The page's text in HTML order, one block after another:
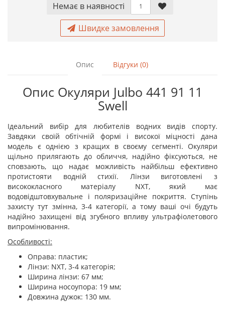
Немає в наявностi
Швидке замовлення
Опис Відгуки (0)
Опис Окуляри Julbo 441 91 11
Swell
Ідеальний вибір для любителів водних видів спорту.
Завдяки своїй обтічній формі і високої міцності дана
модель є однією з кращих в своєму сегменті. Окуляри
щільно прилягають до обличчя, надійно фіксуються, не
сповзають, що надає можливість найбільш ефективно
протистояти водній стихії. Лінзи виготовлені з
висококласного матеріалу NXT, який має
водовідштовхувальне і поляризаційне покриття. Ступінь
захисту тут змінна, 3-4 категорії, а тому ваші очі будуть
надійно захищені від згубного впливу ультрафіолетового
випромінювання.
Особливості:
Оправа: пластик;
Лінзи: NXT, 3-4 категорія;
Ширина лінзи: 67 мм;
Ширина носоупора: 19 мм;
Довжина дужок: 130 мм.